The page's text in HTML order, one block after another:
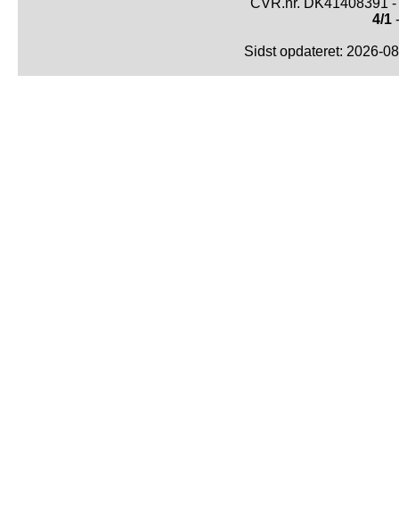
CVR.nr. DK41408391
4/1
Sidst opdateret: 2026-